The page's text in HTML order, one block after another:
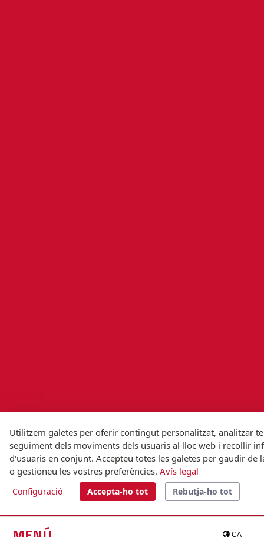
CA
Utilitzem galetes per oferir contingut personalitzat, analitzar
seguiment dels moviments dels usuaris al lloc web i recollir
d'usuaris en conjunt. Accepteu totes les galetes per gaudir
o gestioneu les vostres preferències. Avís legal
Configuració Accepta-ho tot Rebutja-ho tot